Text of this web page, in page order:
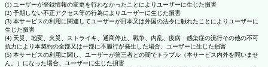
(1) ユーザーが登録情報の変更を行わなかったことによりユーザーに生じた損害
(2) 予期しない不正アクセス等の行為によりユーザーに生じた損害
(3) 本サービスの利用に関連してユーザーが日本又は外国の法令に触れたことによりユーザーに
生じた損害
(4) 天災、地変、火災、ストライキ、通商停止、戦争、内乱、疫病・感染症の流行その他の不可
抗力により本契約の全部又は一部に不履行が発生した場合、ユーザーに生じた損害
(5) 本サービスの利用に関し、ユーザーが第三者との間でトラブル（本サービス内外を問いませ
ん。）になった場合、ユーザーに生じた損害